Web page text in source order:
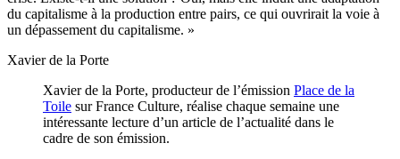
du capitalisme à la production entre pairs, ce qui ouvrirait la voie à
un dépassement du capitalisme. »
Xavier de la Porte
Xavier de la Porte, producteur de l’émission Place de la
Toile sur France Culture, réalise chaque semaine une
intéressante lecture d’un article de l’actualité dans le
cadre de son émission.